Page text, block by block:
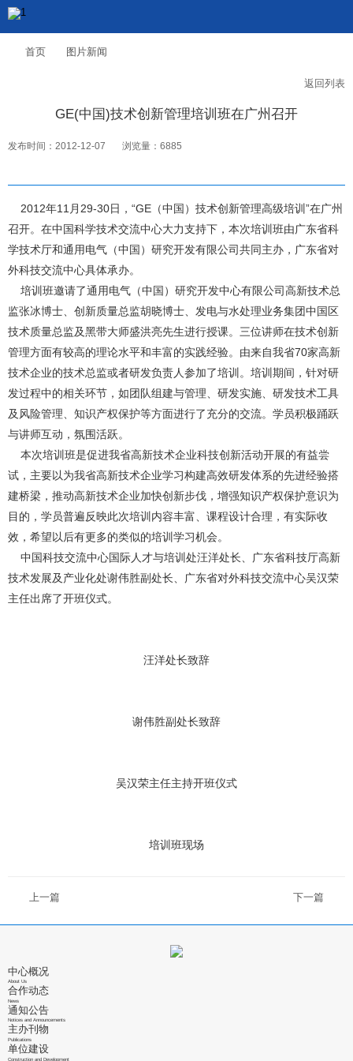
首页 图片新闻
返回列表
GE(中国)技术创新管理培训班在广州召开
发布时间：2012-12-07 浏览量：6885
2012年11月29-30日，“GE（中国）技术创新管理高级培训”在广州
召开。在中国科学技术交流中心大力支持下，本次培训班由广东省科
学技术厅和通用电气（中国）研究开发有限公司共同主办，广东省对
外科技交流中心具体承办。
培训班邀请了通用电气（中国）研究开发中心有限公司高新技术总
监张冰博士、创新质量总监胡晓博士、发电与水处理业务集团中国区
技术质量总监及黑带大师盛洪亮先生进行授课。三位讲师在技术创新
管理方面有较高的理论水平和丰富的实践经验。由来自我省70家高新
技术企业的技术总监或者研发负责人参加了培训。培训期间，针对研
发过程中的相关环节，如团队组建与管理、研发实施、研发技术工具
及风险管理、知识产权保护等方面进行了充分的交流。学员积极踊跃
与讲师互动，氛围活跃。
本次培训班是促进我省高新技术企业科技创新活动开展的有益尝
试，主要以为我省高新技术企业学习构建高效研发体系的先进经验搭
建桥梁，推动高新技术企业加快创新步伐，增强知识产权保护意识为
目的，学员普遍反映此次培训内容丰富、课程设计合理，有实际收
效，希望以后有更多的类似的培训学习机会。
中国科技交流中心国际人才与培训处汪洋处长、广东省科技厅高新
技术发展及产业化处谢伟胜副处长、广东省对外科技交流中心吴汉荣
主任出席了开班仪式。
汪洋处长致辞
谢伟胜副处长致辞
吴汉荣主任主持开班仪式
培训班现场
上一篇 下一篇
中心概况
About Us
合作动态
News
通知公告
Notices and Announcements
主办刊物
Publications
单位建设
Construction and Development